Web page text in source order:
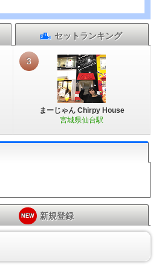
セットランキング
3
まーじゃん Chirpy House
宮城県仙台駅
NEW 新規登録